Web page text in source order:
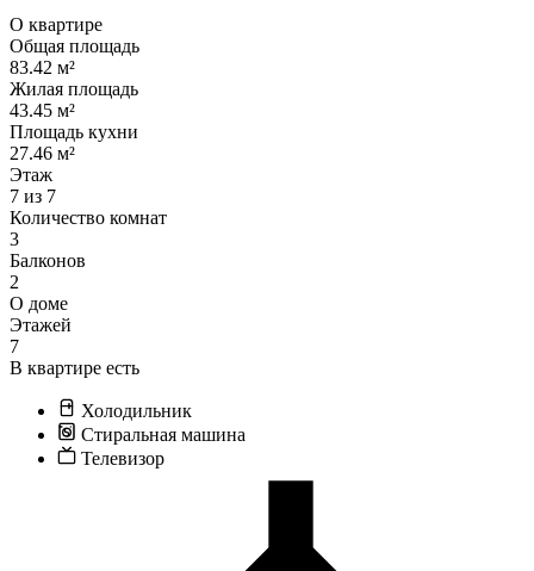
О квартире
Общая площадь
83.42 м²
Жилая площадь
43.45 м²
Площадь кухни
27.46 м²
Этаж
7 из 7
Количество комнат
3
Балконов
2
О доме
Этажей
7
В квартире есть
Холодильник
Стиральная машина
Телевизор